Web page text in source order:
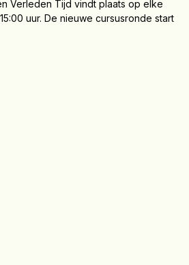
Verleden Tijd vindt plaats op elke
uur. De nieuwe cursusronde start